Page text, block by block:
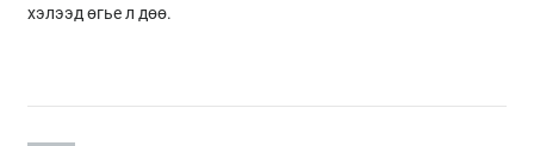
хэлээд өгье л дөө.